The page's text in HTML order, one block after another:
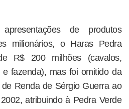
de produtos
milionários, o Haras Pedra
R$ 200 milhões (cavalos,
e fazenda), mas foi omitido da
Renda de Sérgio Guerra ao
atribuindo à Pedra Verde